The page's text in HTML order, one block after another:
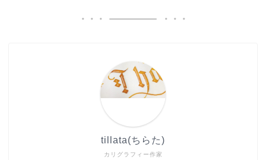
カリグラフィー作家
tillata(ちらた)